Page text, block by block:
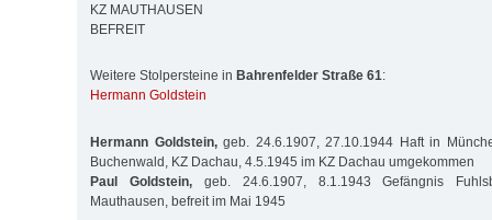
KZ MAUTHAUSEN
BEFREIT
Weitere Stolpersteine in Bahrenfelder Straße 61:
Hermann Goldstein
Hermann Goldstein,geb. 24.6.1907, 27.10.1944 Haft in
Buchenwald, KZ Dachau, 4.5.1945 im KZ Dachau umgekommen
Paul Goldstein,geb. 24.6.1907, 8.1.1943 Gefängnis
Mauthausen, befreit im Mai 1945